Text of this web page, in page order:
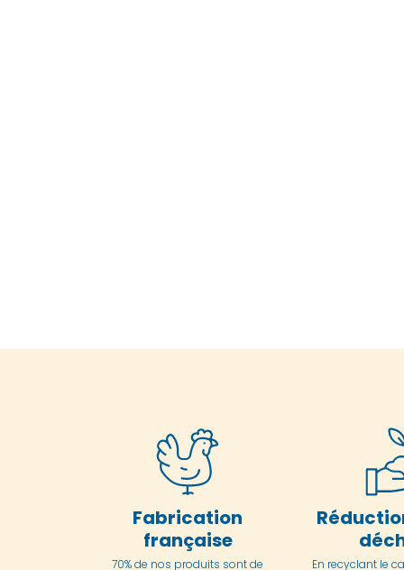
Fabrication
française
70% de nos produits sont de En recyclant le